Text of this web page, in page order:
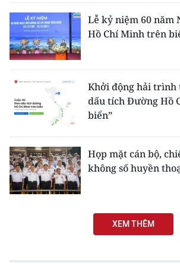
GIÁO DỤC
KHOA HỌC - CÔNG NGHỆ
MÔI TRƯỜNG
BẠN ĐỌC
KIỂM CHỨNG THÔNG TIN
54 DÂN TỘC VIỆT NAM
Lễ kỷ niệm 60 năm
Hồ Chí Minh trên
Khởi động hải trình
dấu tích Đường Hồ
biển”
Họp mặt cán bộ,
không số huyền
XEM THÊM